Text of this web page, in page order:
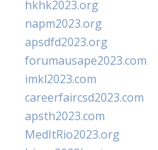
hkhk2023.org
napm2023.org
apsdfd2023.org
forumausape2023.com
imkl2023.com
careerfaircsd2023.com
apsth2023.com
MedItRio2023.org